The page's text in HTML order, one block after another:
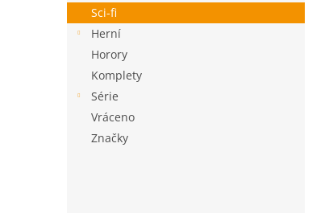
a
Sci-fi
Herní
Horory
Komplety
Série
Vráceno
Značky